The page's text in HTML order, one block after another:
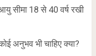
आयु सीमा 18 से 40 वर्ष रखी
अनुभव भी चाहिए क्या?